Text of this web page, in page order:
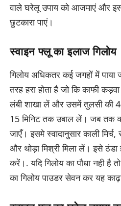
वाले घरेलू उपाय को आजमाएं और
छुटकारा पाएं।
स्वाइन फ्लू का इलाज गिलोय
गिलोय अधिकतर कई जगहों में पाया
तरह हरा होता है जो कि काफी
लंबी शाखा लें और उसमें तुलसी की 4-
15 मिनिट तक उबाल लें। जब तक
जाएँ। इसमे स्वादानुसार काली
और थोड़ा मिश्री मिला लें। इसे
करें।. यदि गिलोय का पौधा नही है
का गिलोय पाउडर सेवन कर यह